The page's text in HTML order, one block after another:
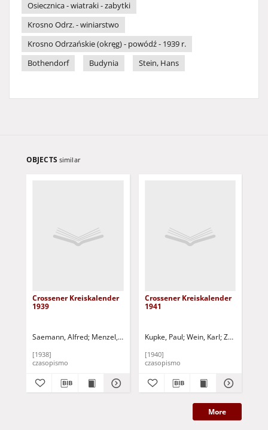
Osiecznica - wiatraki - zabytki
Krosno Odrz. - winiarstwo
Krosno Odrzańskie (okręg) - powódź - 1939 r.
Bothendorf
Budynia Stein, Hans
OBJECTS similar
Crossener Kreiskalender
1939
Saemann, Alfred Menzel, Herybert Wein, Karl Strech, A. Lüdtke,
[1938]
czasopismo
Crossener Kreiskalender
1941
Kupke, Paul Wein, Karl Zeidler,
[1940]
czasopismo
More